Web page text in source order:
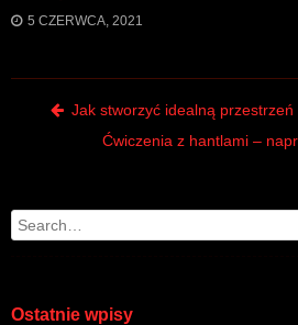
Search
Ostatnie wpisy
5 CZERWCA, 2021
Post navigation
Jak stworzyć idealną
Ćwiczenia z hantlami –